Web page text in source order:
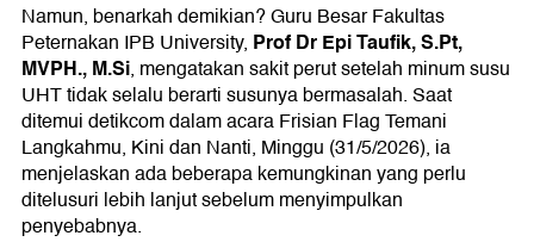
Namun, benarkah demikian? Guru Besar Fakultas
Peternakan IPB University, Prof Dr Epi Taufik, S.Pt,
MVPH., M.Si, mengatakan sakit perut setelah minum susu
UHT tidak selalu berarti susunya bermasalah. Saat
ditemui detikcom dalam acara Frisian Flag Temani
Langkahmu, Kini dan Nanti, Minggu (31/5/2026), ia
menjelaskan ada beberapa kemungkinan yang perlu
ditelusuri lebih lanjut sebelum menyimpulkan
penyebabnya.